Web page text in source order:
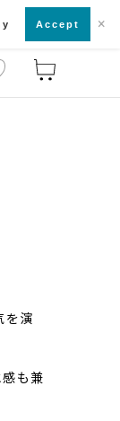
を演
感も兼
Accept ×